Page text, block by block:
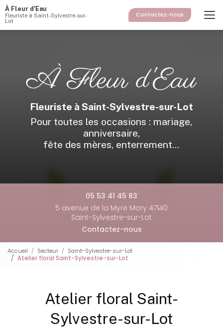
Aller
au
contenu
principal
À Fleur d'Eau
Fleuriste à Saint-Sylvestre-sur-
Lot
Contactez-nous
Fleuriste à Saint-Sylvestre-sur-Lot
Pour toutes les occasions : mariage,
anniversaire,
fête des mères, enterrement...
05 53 41 45 83
5 avenue de la Myre Mory 47140
Saint-Sylvestre-sur-Lot
Contactez-nous
Accueil Secteur
Saint-Sylvestre-sur-Lot
Atelier floral Saint-Sylvestre-sur-Lot
Atelier floral Saint-
Sylvestre-sur-Lot